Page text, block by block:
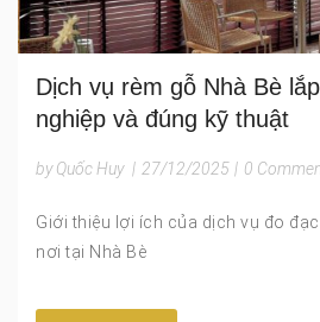
Dịch vụ rèm gỗ Nhà Bè
nghiệp và đúng kỹ thuật
by Quốc Huy | 27/12/2025 | 0
Giới thiệu lợi ích của dịch vụ đo
nơi tại Nhà Bè